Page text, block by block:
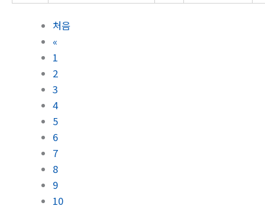
처음
«
1
2
3
4
5
6
7
8
9
10